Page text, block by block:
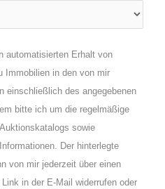
automatisierten Erhalt von
Immobilien in den von mir
einschließlich des angegebenen
bitte ich um die regelmäßige
sowie
Der hinterlegte
von mir jederzeit über einen
in der E-Mail widerrufen oder